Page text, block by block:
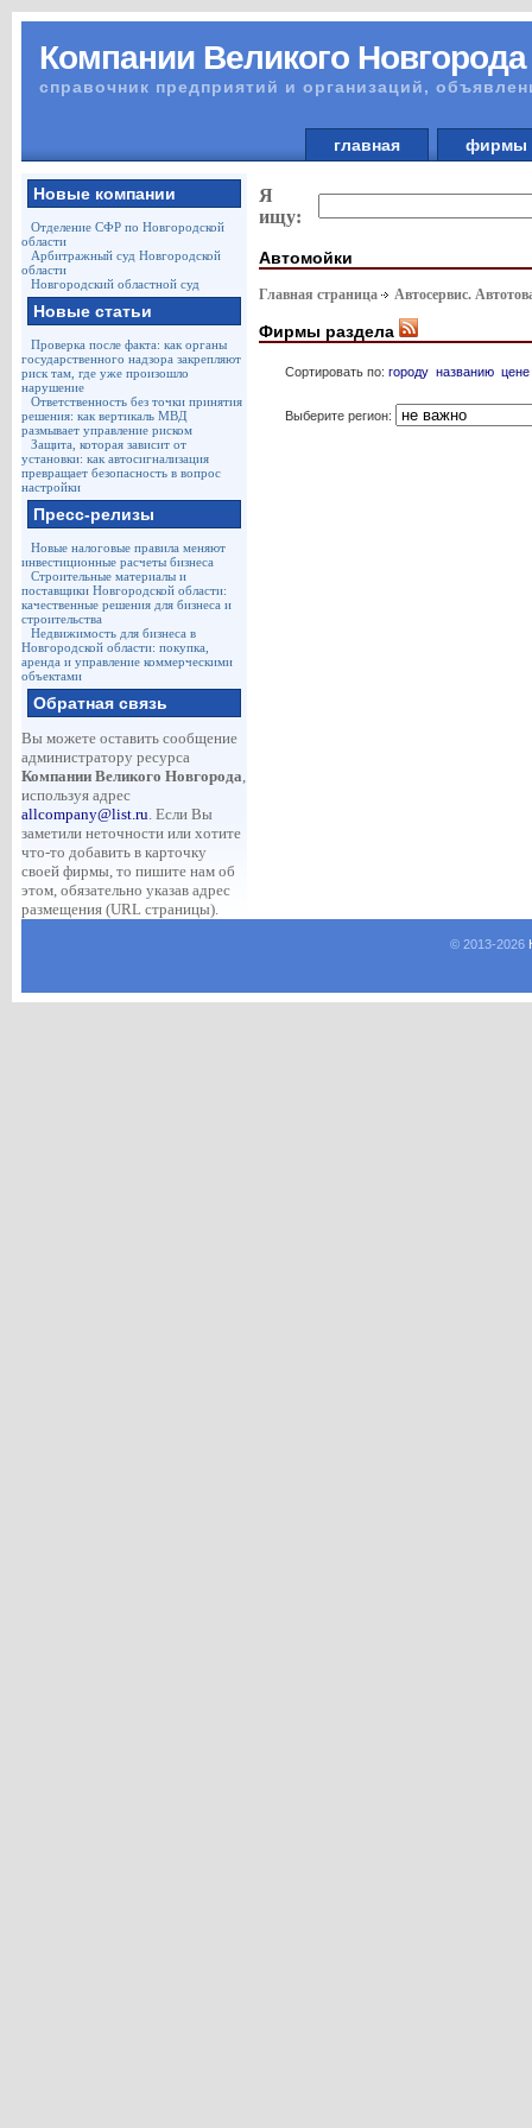
Компании Великого Новгорода
справочник предприятий и организаций,
главная
Новые компании
Отделение СФР по Новгородской
области
Арбитражный суд Новгородской
области
Новгородский областной суд
Новые статьи
Проверка после факта: как органы
государственного надзора закрепляют
риск там, где уже произошло
нарушение
Ответственность без точки принятия
решения: как вертикаль МВД
размывает управление риском
Защита, которая зависит от
установки: как автосигнализация
превращает безопасность в вопрос
настройки
Пресс-релизы
Новые налоговые правила меняют
инвестиционные расчеты бизнеса
Строительные материалы и
поставщики Новгородской области:
качественные решения для бизнеса и
строительства
Недвижимость для бизнеса в
Новгородской области: покупка,
аренда и управление коммерческими
объектами
Обратная связь
Вы можете оставить сообщение
администратору ресурса
Компании Великого Новгорода,
используя адрес
allcompany@list.ru. Если Вы
заметили неточности или хотите
что-то добавить в карточку
своей фирмы, то пишите нам об
этом, обязательно указав адрес
размещения (URL страницы).
Я
ищу:
Автомойки
Главная страница Автосервис.
Фирмы раздела
Сортировать по: городу названию цене
Выберите регион:
© 2013-2026